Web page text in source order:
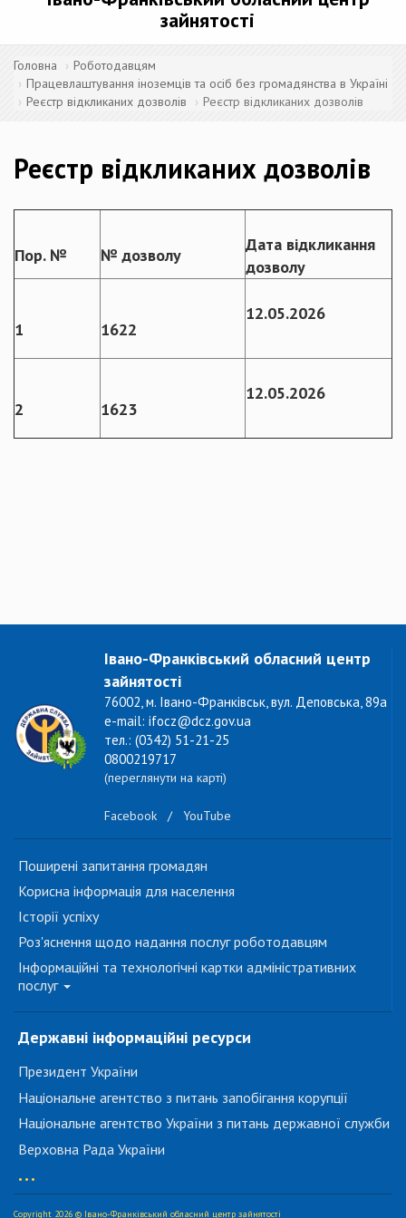
зайнятості
Головна
Роботодавцям
Працевлаштування іноземців та осіб без громадянства в Україні
Реєстр відкликаних дозволів
Реєстр відкликаних дозволів
Реєстр відкликаних дозволів
Пор. № № дозволу
Дата відкликання
дозволу
1 1622
12.05.2026
2 1623
12.05.2026
Івано-Франківський обласний центр
зайнятості
76002, м. Івано-Франківськ, вул. Деповська, 89а
e-mail: ifocz@dcz.gov.ua
тел.: (0342) 51-21-25
0800219717
(переглянути на карті)
Facebook / YouTube
Поширені запитання громадян
Корисна інформація для населення
Історії успіху
Роз'яснення щодо надання послуг роботодавцям
Інформаційні та технологічні картки адміністративних
послуг
Державні інформаційні ресурси
Президент України
Національне агентство з питань запобігання корупції
Національне агентство України з питань державної служби
Верховна Рада України
...
Copyright 2026 © Івано-Франківський обласний центр зайнятості